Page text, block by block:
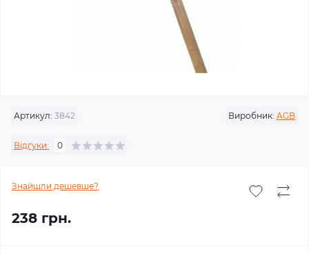
Артикул: 3842 Виробник: AGB
Відгуки: 0
Знайшли дешевше?
238 грн.